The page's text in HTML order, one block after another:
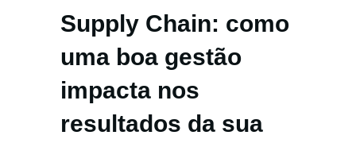
Supply Chain: como
uma boa gestão
impacta nos
resultados da sua